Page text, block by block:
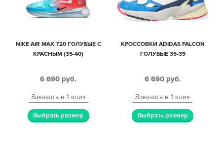
NIKE AIR MAX 720 ГОЛУБЫЕ С
КРАСНЫМ (35-40)
6 690 руб.
Заказать в 1 клик
Выбрать размер
КРОССОВКИ ADIDAS FALCON
ГОЛУБЫЕ 35-39
6 690 руб.
Заказать в 1 клик
Выбрать размер